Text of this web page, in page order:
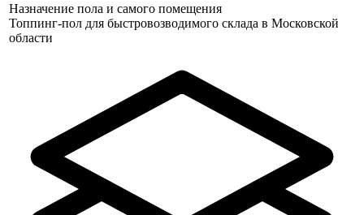
Назначение пола и самого помещения
Топпинг-пол для быстровозводимого склада в Московской
области